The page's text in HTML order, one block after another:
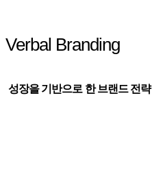
Verbal Branding
성장을 기반으로 한브랜드 전략